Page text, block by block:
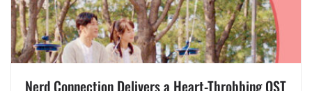
Nerd Connection Delivers a Heart-Throbbing OST